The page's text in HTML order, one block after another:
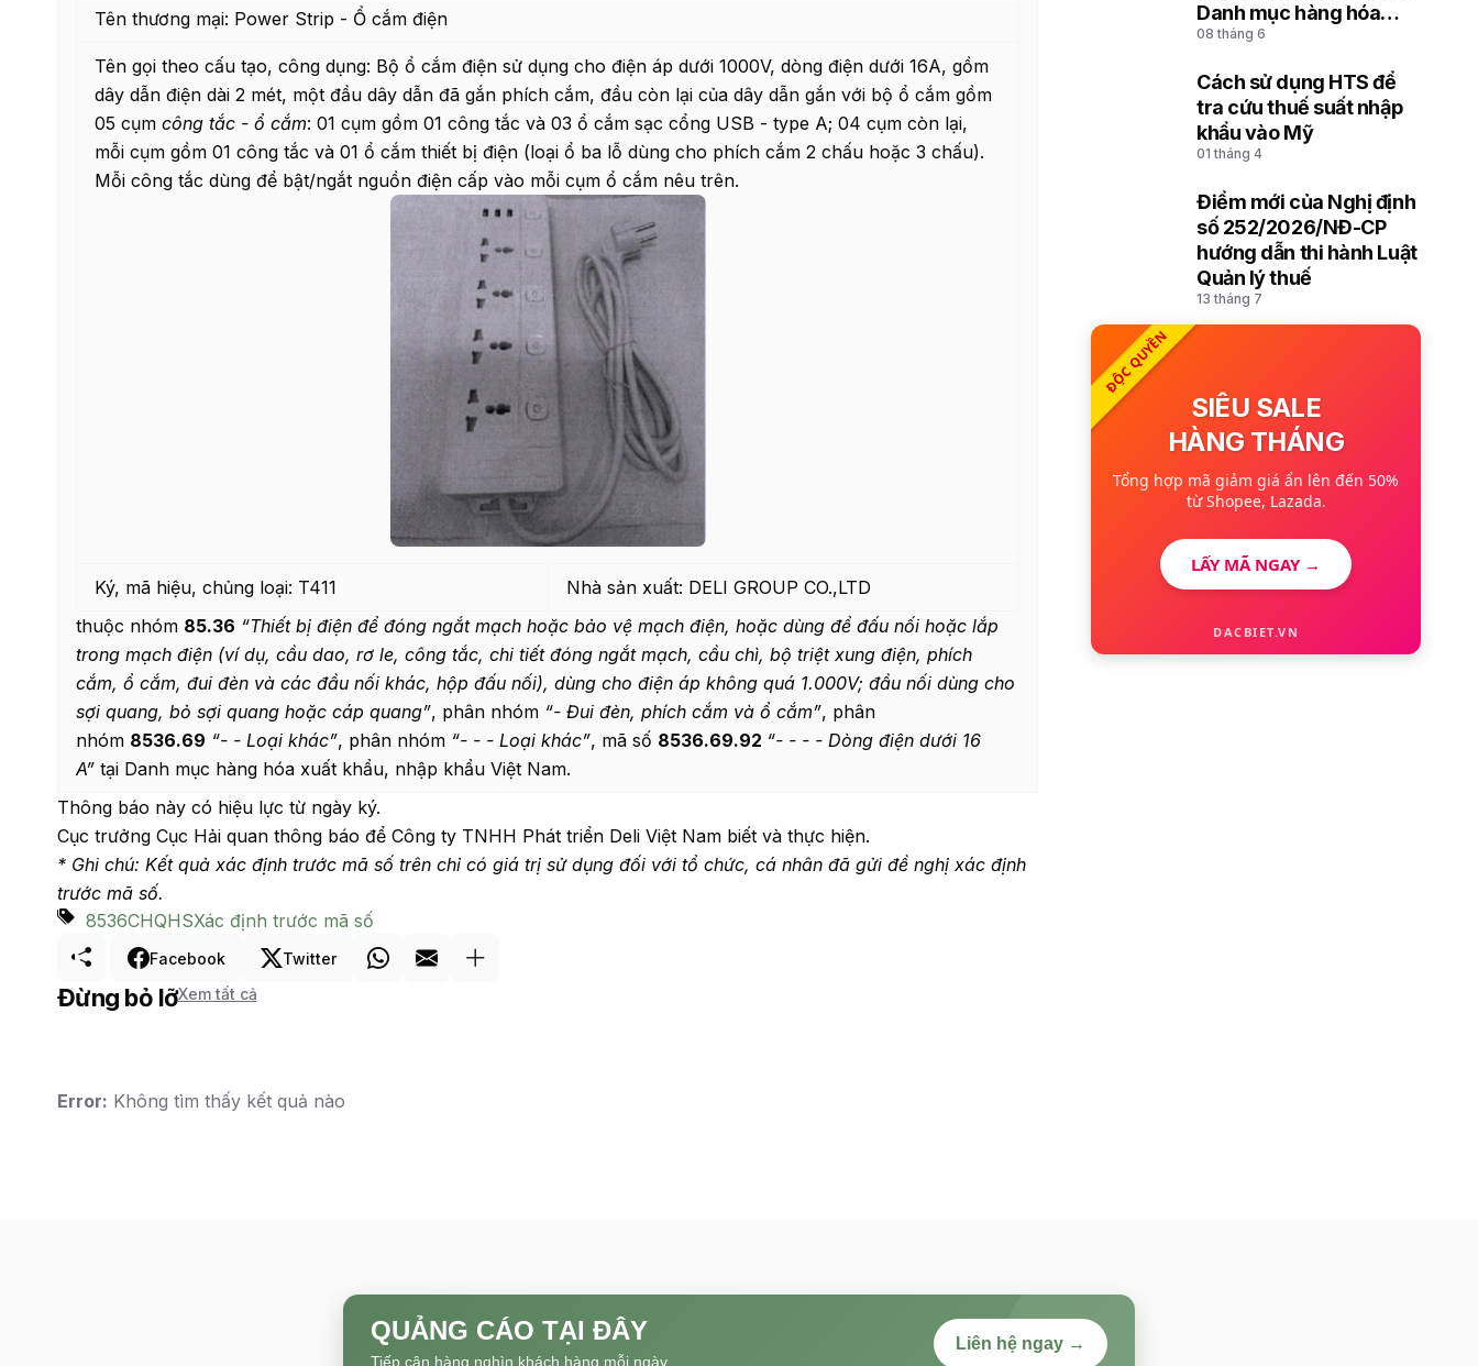
Tên thương mại: Power Strip - Ổ cắm điện
Tên gọi theo cấu tạo, công dụng: Bộ ổ cắm điện sử dụng cho điện áp dưới 1000V, dòng điện dưới 16A, gồm
dây dẫn điện dài 2 mét, một đầu dây dẫn đã gắn phích cắm, đầu còn lại của dây dẫn gắn với bộ ổ cắm gồm
05 cụm công tắc - ổ cắm: 01 cụm gồm 01 công tắc và 03 ổ cắm sạc cổng USB - type A; 04 cụm còn lại,
mỗi cụm gồm 01 công tắc và 01 ổ cắm thiết bị điện (loại ổ ba lỗ dùng cho phích cắm 2 chấu hoặc 3 chấu).
Mỗi công tắc dùng để bật/ngắt nguồn điện cấp vào mỗi cụm ổ cắm nêu trên.
Ký, mã hiệu, chủng loại: T411
Nhà sản xuất: DELI GROUP CO.,LTD
thuộc nhóm 85.36 “Thiết bị điện để đóng ngắt mạch hoặc bảo vệ mạch điện, hoặc dùng để đấu nối hoặc lắp
trong mạch điện (ví dụ, cầu dao, rơ le, công tắc, chi tiết đóng ngắt mạch, cầu chì, bộ triệt xung điện, phích
cắm, ổ cắm, đui đèn và các đầu nối khác, hộp đấu nối), dùng cho điện áp không quá 1.000V; đầu nối dùng cho
sợi quang, bỏ sợi quang hoặc cáp quang”, phân nhóm “- Đui đèn, phích cắm và ổ cắm”, phân
nhóm 8536.69 “- - Loại khác”, phân nhóm “- - - Loại khác”, mã số 8536.69.92 “- - - - Dòng điện dưới 16
A” tại Danh mục hàng hóa xuất khẩu, nhập khẩu Việt Nam.
Thông báo này có hiệu lực từ ngày ký.
Cục trưởng Cục Hải quan thông báo để Công ty TNHH Phát triển Deli Việt Nam biết và thực hiện.
* Ghi chú: Kết quả xác định trước mã số trên chỉ có giá trị sử dụng đối với tổ chức, cá nhân đã gửi đề nghị xác định
trước mã số.
8536CHQHSXác định trước mã số
Facebook Twitter
Đừng bỏ lỡXem tất cả
Error: Không tìm thấy kết quả nào
Danh mục hàng hóa
xuất khẩu, nhập khẩu
thống hài hòa mô tả và
mã hóa hàng hóa (HS)
của Tổ chức Hải quan
thế giới
08 tháng 6
Cách sử dụng HTS để
tra cứu thuế suất nhập
khẩu vào Mỹ
01 tháng 4
Điểm mới của Nghị định
số 252/2026/NĐ-CP
hướng dẫn thi hành Luật
Quản lý thuế
13 tháng 7
ĐỘC QUYỀN
SIÊU SALE
HÀNG THÁNG
Tổng hợp mã giảm giá ẩn lên đến 50%
từ Shopee, Lazada.
LẤY MÃ NGAY →
DACBIET.VN
QUẢNG CÁO TẠI ĐÂY
Tiếp cận hàng nghìn khách hàng mỗi ngày
Liên hệ ngay →